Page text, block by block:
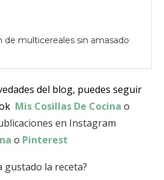
de multicereales sin amasado
del blog, puedes seguir
Mis Cosillas De Cocina o
en Instagram
o Pinterest
gustado la receta?